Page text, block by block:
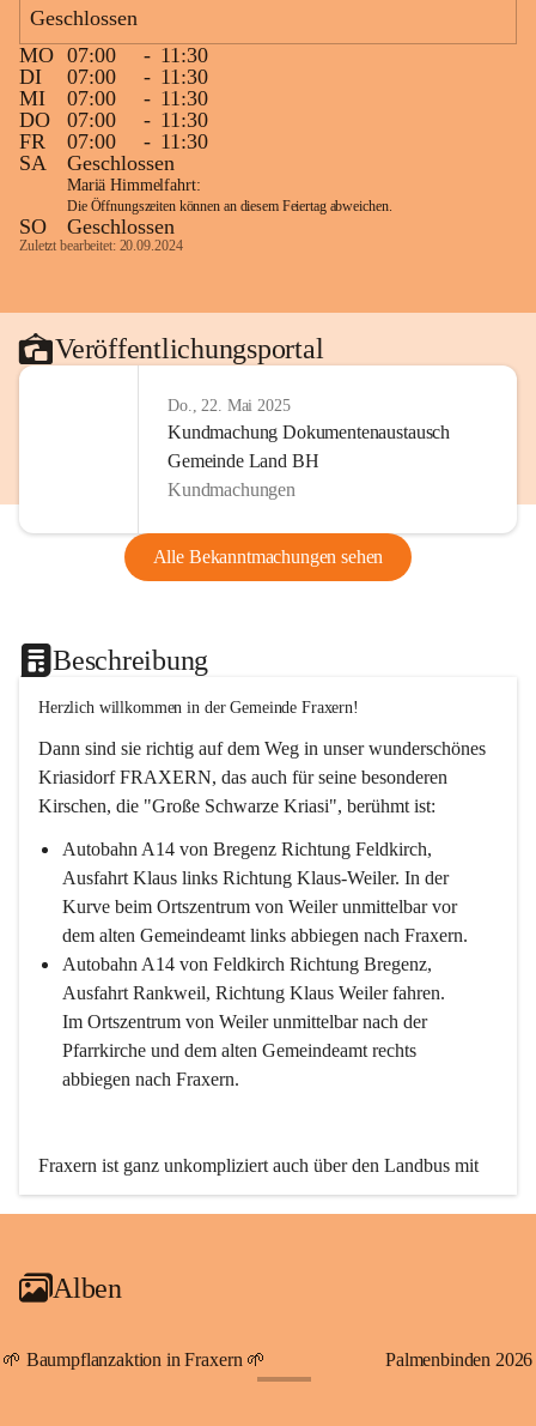
Geschlossen
MO 07:00 - 11:30
DI
07:00 - 11:30
MI
07:00 - 11:30
DO
07:00 - 11:30
FR
07:00 - 11:30
SA
Geschlossen
Mariä Himmelfahrt:
Die Öffnungszeiten können an diesem Feiertag abweichen.
SO Geschlossen
Zuletzt bearbeitet: 20.09.2024
Veröffentlichungsportal
Do., 22. Mai 2025
Kundmachung Dokumentenaustausch
Gemeinde Land BH
Kundmachungen
Alle Bekanntmachungen sehen
Beschreibung
Herzlich willkommen in der Gemeinde Fraxern!
Dann sind sie richtig auf dem Weg in unser wunderschönes
Kriasidorf FRAXERN, das auch für seine besonderen
Kirschen, die "Große Schwarze Kriasi", berühmt ist:
Autobahn A14 von Bregenz Richtung Feldkirch,
Ausfahrt Klaus links Richtung Klaus-Weiler. In der
Kurve beim Ortszentrum von Weiler unmittelbar vor
dem alten Gemeindeamt links abbiegen nach Fraxern.
Autobahn A14 von Feldkirch Richtung Bregenz,
Ausfahrt Rankweil, Richtung Klaus Weiler fahren.
Im Ortszentrum von Weiler unmittelbar nach der
Pfarrkirche und dem alten Gemeindeamt rechts
abbiegen nach Fraxern.
Fraxern ist ganz unkompliziert auch über den Landbus mit
den öffentlichen Verkehrsmitteln zu erreichen. Die Linie
An Samstagen, Sonn- und Feiertagen können Sie bequem
persönlichen Linienbus zur gewünschten Zeit zu Ihrer
Haltestelle bestellen. Sowohl von Weiler kommend nach
Alben
🌱 Baumpflanzaktion in Fraxern 🌱 Palmenbinden 2026